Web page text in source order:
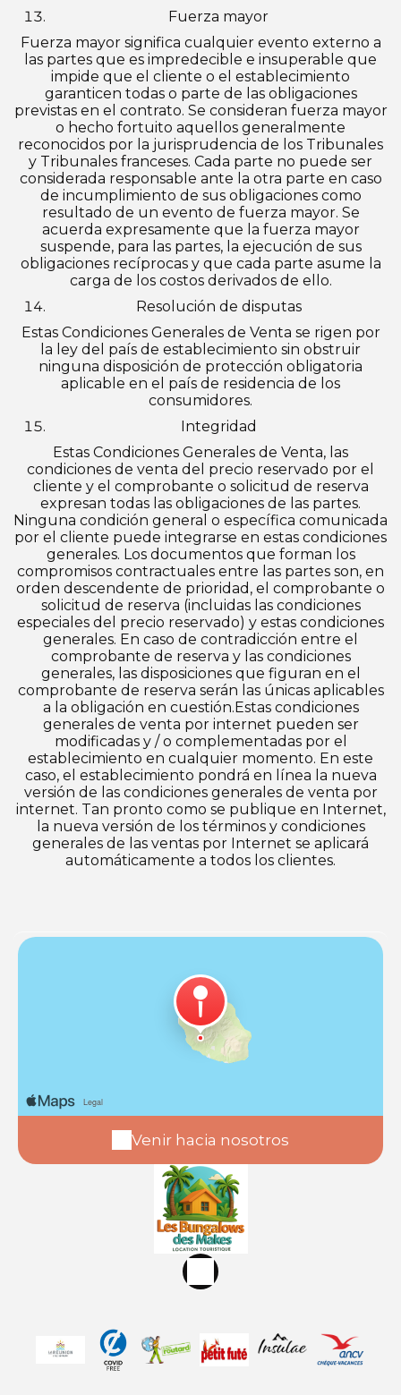
Fuerza mayor
Fuerza mayor significa cualquier evento externo a
las partes que es impredecible e insuperable que
impide que el cliente o el establecimiento
garanticen todas o parte de las obligaciones
previstas en el contrato. Se consideran fuerza mayor
o hecho fortuito aquellos generalmente
reconocidos por la jurisprudencia de los Tribunales
y Tribunales franceses. Cada parte no puede ser
considerada responsable ante la otra parte en caso
de incumplimiento de sus obligaciones como
resultado de un evento de fuerza mayor. Se
acuerda expresamente que la fuerza mayor
suspende, para las partes, la ejecución de sus
obligaciones recíprocas y que cada parte asume la
carga de los costos derivados de ello.
Resolución de disputas
Estas Condiciones Generales de Venta se rigen por
la ley del país de establecimiento sin obstruir
ninguna disposición de protección obligatoria
aplicable en el país de residencia de los
consumidores.
Integridad
Estas Condiciones Generales de Venta, las
condiciones de venta del precio reservado por el
cliente y el comprobante o solicitud de reserva
expresan todas las obligaciones de las partes.
Ninguna condición general o específica comunicada
por el cliente puede integrarse en estas condiciones
generales. Los documentos que forman los
compromisos contractuales entre las partes son, en
orden descendente de prioridad, el comprobante o
solicitud de reserva (incluidas las condiciones
especiales del precio reservado) y estas condiciones
generales. En caso de contradicción entre el
comprobante de reserva y las condiciones
generales, las disposiciones que figuran en el
comprobante de reserva serán las únicas aplicables
a la obligación en cuestión.Estas condiciones
generales de venta por internet pueden ser
modificadas y / o complementadas por el
establecimiento en cualquier momento. En este
caso, el establecimiento pondrá en línea la nueva
versión de las condiciones generales de venta por
internet. Tan pronto como se publique en Internet,
la nueva versión de los términos y condiciones
generales de las ventas por Internet se aplicará
automáticamente a todos los clientes.
Venir hacia nosotros